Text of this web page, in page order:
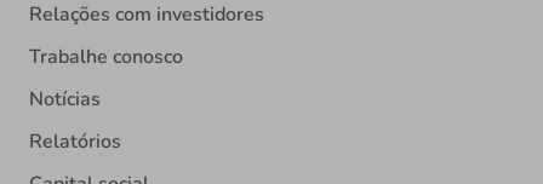
Relações com investidores
Trabalhe conosco
Notícias
Relatórios